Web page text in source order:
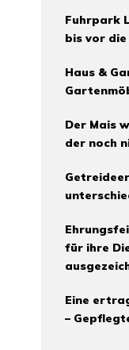
Fuhrpark
bis vor
Haus &
Der Mais
der noch
für ihre
Eine
–